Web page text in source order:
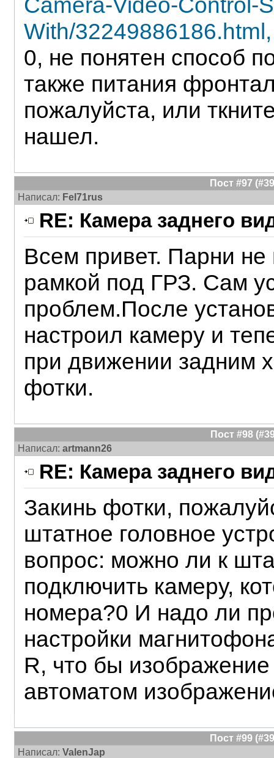
With/32249886186.html,
0, не понятен способ
также питания
пожалуйста, или
нашел.
Пост #97
Написал: Fel71rus
RE: Камера заднего
Всем привет. Парни не
рамкой под ГРЗ. Сам
проблем.После
настроил камеру и
при движении задним
фотки.
Пост #98
Написал: artmann26
RE: Камера заднего
Закинь фотки,
штатное головное
вопрос: можно ли к
подключить камеру,
номера?0 И надо ли
настройки
R, что бы
автоматом
Пост #99
Написал: ValenJap